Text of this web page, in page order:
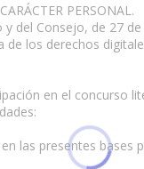
PERSONAL.
del Consejo, de 27
los derechos
en el concurso
las presentes